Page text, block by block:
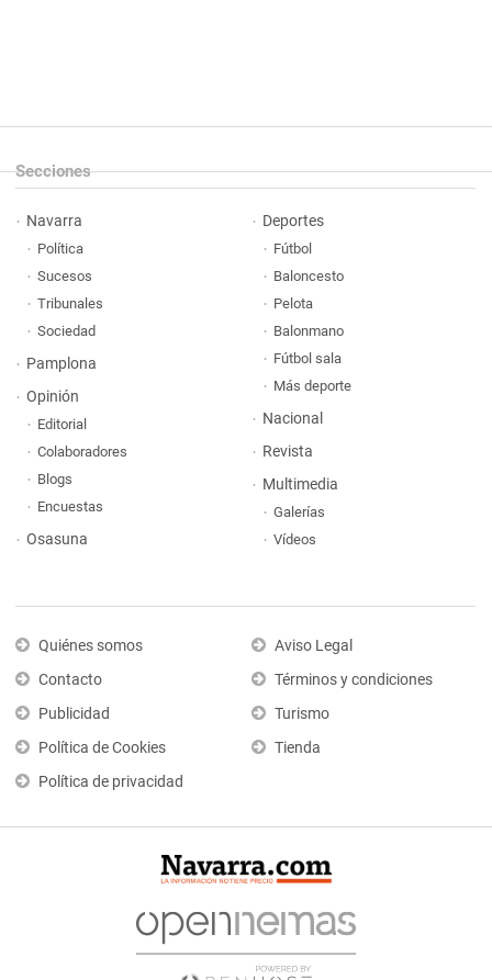
Secciones
Navarra
Política
Sucesos
Tribunales
Sociedad
Pamplona
Opinión
Editorial
Colaboradores
Blogs
Encuestas
Osasuna
Deportes
Fútbol
Baloncesto
Pelota
Balonmano
Fútbol sala
Más deporte
Nacional
Revista
Multimedia
Galerías
Vídeos
Quiénes somos
Contacto
Publicidad
Política de Cookies
Política de privacidad
Aviso Legal
Términos y condiciones
Turismo
Tienda